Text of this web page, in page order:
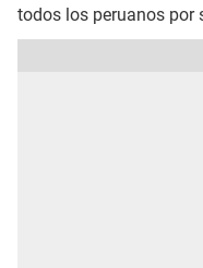
todos los peruanos por